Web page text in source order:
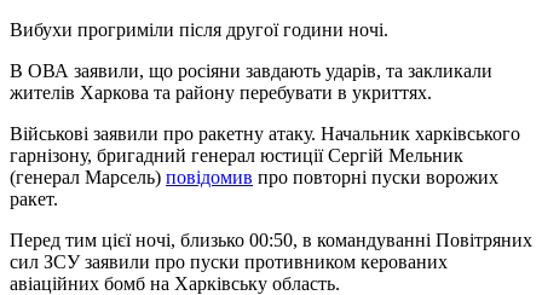
Вибухи прогриміли після другої години ночі.
В ОВА заявили, що росіяни завдають ударів, та закликали
жителів Харкова та району перебувати в укриттях.
Військові заявили про ракетну атаку. Начальник харківського
гарнізону, бригадний генерал юстиції Сергій Мельник
(генерал Марсель) повідомив про повторні пуски ворожих
ракет.
Перед тим цієї ночі, близько 00:50, в командуванні Повітряних
сил ЗСУ заявили про пуски противником керованих
авіаційних бомб на Харківську область.